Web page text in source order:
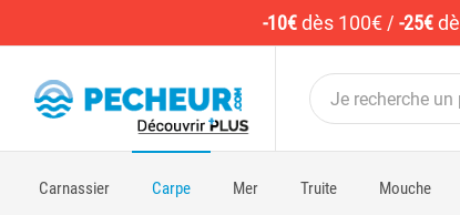
-10€dès 100€ / -25€
Carnassier Carpe Mer Truite Mouche